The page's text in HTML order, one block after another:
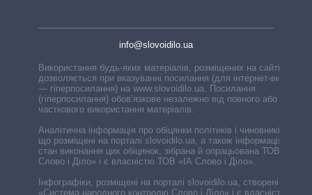
info@slovoidilo.ua
Використання будь-яких матеріалів, розміщених на сайті,
дозволяється при вказуванні посилання (для інтернет-видань
— гіперпосилання) на www.slovoidilo.ua. Посилання
(гіперпосилання) обов’язкове незалежно від повного або
часткового використання матеріалів.
Аналітична інформація про обіцянки політиків і чиновників,
що розміщені на порталі slovoidilo.ua, а також інформація про
стан виконання цих обіцянок, зібрана й опрацьована ТОВ «ІА
Слово і Діло» і є власністю ТОВ «ІА Слово і Діло».
Інфографіки, розміщені на порталі slovoidilo.ua, створені ГО
«Система народного контролю Слово і Діло» і є власністю